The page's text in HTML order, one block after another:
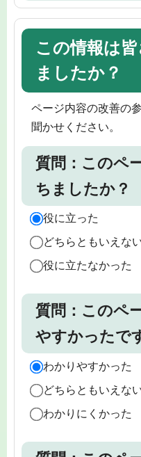
この情報は
ましたか？
ページ内容の改善の
聞かせください。
質問：このペ
ちましたか？
役に立った
どちらともいえな
役に立たなかった
質問：このペ
やすかったで
わかりやすかった
どちらともいえな
わかりにくかった